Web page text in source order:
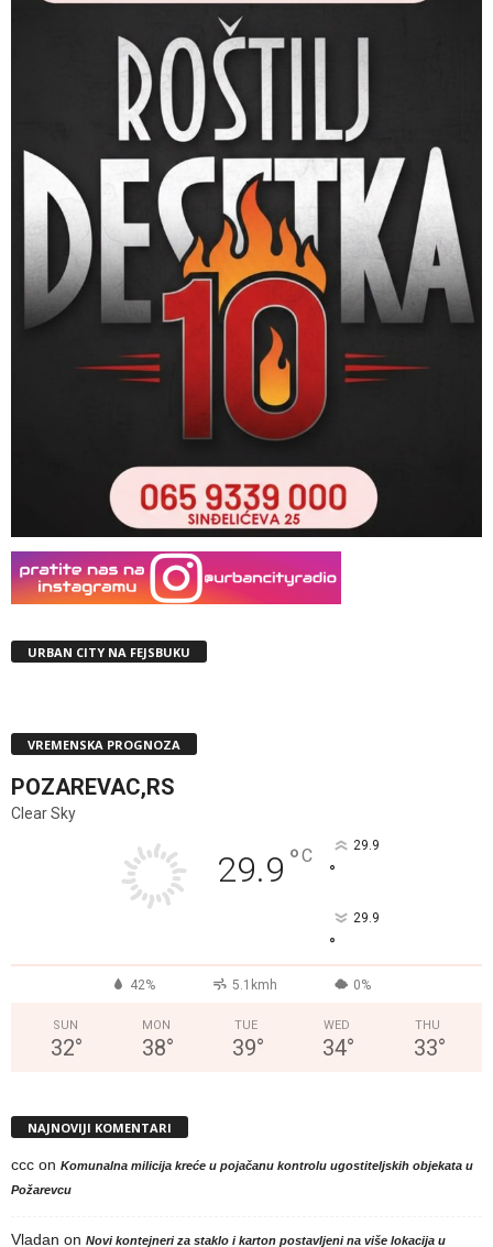
URBAN CITY NA FEJSBUKU
VREMENSKA PROGNOZA
POZAREVAC,RS
Clear Sky
29.9 °C 29.9
°
29.9
°
42% 5.1kmh 0%
SUN
32°
MON
38°
TUE
39°
WED
34°
THU
33°
NAJNOVIJI KOMENTARI
ccc on Komunalna milicija kreće u pojačanu kontrolu ugostiteljskih objekata u
Požarevcu
Vladan on Novi kontejneri za staklo i karton postavljeni na više lokacija u